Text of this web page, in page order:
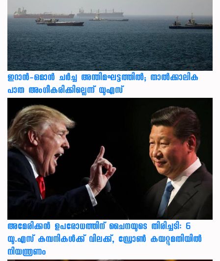
ഇറാന്‍-ഒമാന്‍ ചര്‍ച്ച അന്തിമഘട്ടത്തില്‍; താല്‍ക്കാലിക
പാത അംഗീകരിക്കില്ലെന്ന് യുഎസ്
അമേരിക്കൻ ഉപരോധത്തിന് ചൈനയുടെ തിരിച്ചടി: 6
യു.എസ് കമ്പനികൾക്ക് വിലക്ക്, ഡ്രോൺ കയറ്റുമതിയിൽ
നിയന്ത്രണം